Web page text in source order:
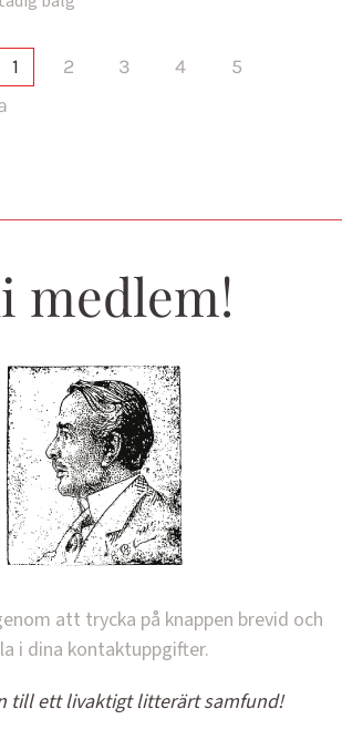
1 2 3 4
5
medlem!
att trycka på knappen brevid och
i dina kontaktuppgifter.
till ett livaktigt litterärt samfund!